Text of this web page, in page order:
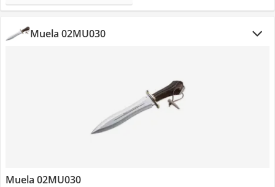
Muela 02MU030
Muela 02MU030